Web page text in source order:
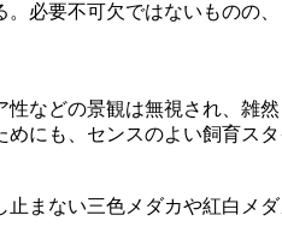
必要不可欠ではないものの
などの景観は無視され、
にも、センスのよい飼育ス
まない三色メダカや紅白メ